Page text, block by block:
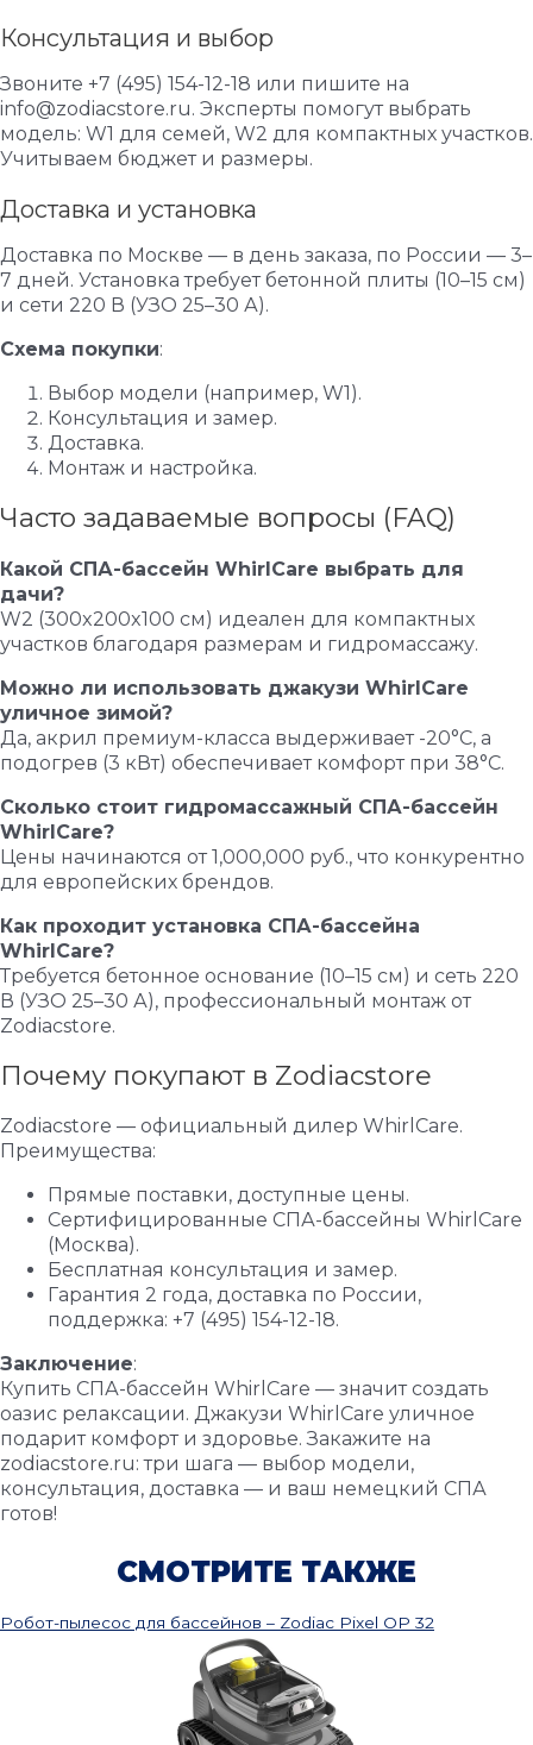
Консультация и выбор
Звоните +7 (495) 154-12-18 или пишите на
info@zodiacstore.ru. Эксперты помогут выбрать
модель: W1 для семей, W2 для компактных участков.
Учитываем бюджет и размеры.
Доставка и установка
Доставка по Москве — в день заказа, по России — 3–
7 дней. Установка требует бетонной плиты (10–15 см)
и сети 220 В (УЗО 25–30 А).
Схема покупки:
Выбор модели (например, W1).
Консультация и замер.
Доставка.
Монтаж и настройка.
Часто задаваемые вопросы (FAQ)
Какой СПА-бассейн WhirlCare выбрать для
дачи?
W2 (300x200x100 см) идеален для компактных
участков благодаря размерам и гидромассажу.
Можно ли использовать джакузи WhirlCare
уличное зимой?
Да, акрил премиум-класса выдерживает -20°C, а
подогрев (3 кВт) обеспечивает комфорт при 38°C.
Сколько стоит гидромассажный СПА-бассейн
WhirlCare?
Цены начинаются от 1,000,000 руб., что конкурентно
для европейских брендов.
Как проходит установка СПА-бассейна
WhirlCare?
Требуется бетонное основание (10–15 см) и сеть 220
В (УЗО 25–30 А), профессиональный монтаж от
Zodiacstore.
Почему покупают в Zodiacstore
Zodiacstore — официальный дилер WhirlCare.
Преимущества:
Прямые поставки, доступные цены.
Сертифицированные СПА-бассейны WhirlCare
(Москва).
Бесплатная консультация и замер.
Гарантия 2 года, доставка по России,
поддержка: +7 (495) 154-12-18.
Заключение:
Купить СПА-бассейн WhirlCare — значит создать
оазис релаксации. Джакузи WhirlCare уличное
подарит комфорт и здоровье. Закажите на
zodiacstore.ru: три шага — выбор модели,
консультация, доставка — и ваш немецкий СПА
готов!
СМОТРИТЕ ТАКЖЕ
Робот-пылесос для бассейнов – Zodiac Pixel OP 32